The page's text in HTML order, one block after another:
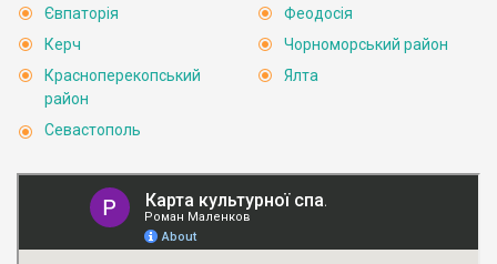
Євпаторія
Керч
Красноперекопський
район
Севастополь
Феодосія
Чорноморський район
Ялта